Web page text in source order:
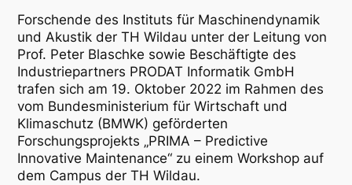
Forschende des Instituts für Maschinendynamik
und Akustik der TH Wildau unter der Leitung von
Prof. Peter Blaschke sowie Beschäftigte des
Industriepartners PRODAT Informatik GmbH
trafen sich am 19. Oktober 2022 im Rahmen des
vom Bundesministerium für Wirtschaft und
Klimaschutz (BMWK) geförderten
Forschungsprojekts „PRIMA – Predictive
Innovative Maintenance“ zu einem Workshop auf
dem Campus der TH Wildau.